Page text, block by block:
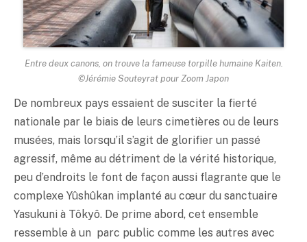
Entre deux canons, on trouve la fameuse torpille humaine Kaiten.
©Jérémie Souteyrat pour Zoom Japon
De nombreux pays essaient de susciter la fierté
nationale par le biais de leurs cimetières ou de leurs
musées, mais lorsqu’il s’agit de glorifier un passé
agressif, même au détriment de la vérité historique,
peu d’endroits le font de façon aussi flagrante que le
complexe Yûshûkan implanté au cœur du sanctuaire
Yasukuni à Tôkyô. De prime abord, cet ensemble
ressemble à un parc public comme les autres avec